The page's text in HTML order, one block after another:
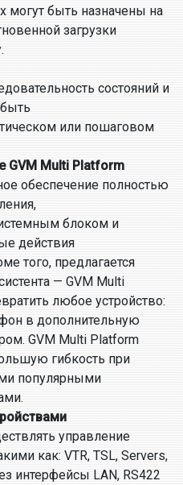
могут быть назначены на
загрузки
состояний и
или пошаговом
GVM Multi Platform
обеспечение полностью
блоком и
действия
того, предлагается
— GVM Multi
любое устройство:
в дополнительную
GVM Multi Platform
гибкость при
популярными
управление
как: VTR, TSL, Servers,
интерфейсы LAN, RS422